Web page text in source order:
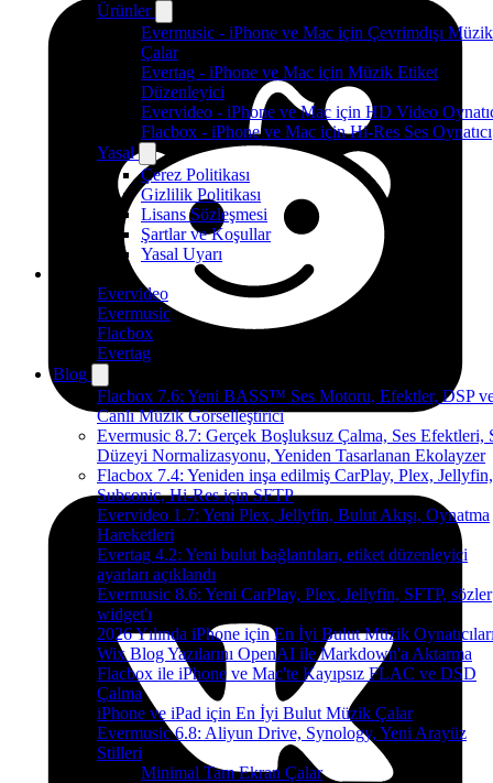
Ürünler
Evermusic - iPhone ve Mac için Çevrimdışı Müzik
Çalar
Evertag - iPhone ve Mac için Müzik Etiket
Düzenleyici
Evervideo - iPhone ve Mac için HD Video
Flacbox - iPhone ve Mac için Hi-Res Ses Oynatıcı
Yasal
Çerez Politikası
Gizlilik Politikası
Lisans Sözleşmesi
Şartlar ve Koşullar
Yasal Uyarı
Evervideo
Evermusic
Flacbox
Evertag
Blog
Flacbox 7.6: Yeni BASS™ Ses Motoru, Efektler, DSP
Canlı Müzik Görselleştirici
Evermusic 8.7: Gerçek Boşluksuz Çalma, Ses Efektleri,
Düzeyi Normalizasyonu, Yeniden Tasarlanan Ekolayzer
Flacbox 7.4: Yeniden inşa edilmiş CarPlay, Plex, Jellyfin,
Subsonic, Hi-Res için SFTP
Evervideo 1.7: Yeni Plex, Jellyfin, Bulut Akışı, Oynatma
Hareketleri
Evertag 4.2: Yeni bulut bağlantıları, etiket düzenleyici
ayarları açıklandı
Evermusic 8.6: Yeni CarPlay, Plex, Jellyfin, SFTP, sözler
widget'ı
2026 Yılında iPhone için En İyi Bulut Müzik
Wix Blog Yazılarını OpenAI ile Markdown'a Aktarma
Flacbox ile iPhone ve Mac'te Kayıpsız FLAC ve DSD
Çalma
iPhone ve iPad için En İyi Bulut Müzik Çalar
Evermusic 6.8: Aliyun Drive, Synology, Yeni Arayüz
Stilleri
Minimal Tam Ekran Çalar